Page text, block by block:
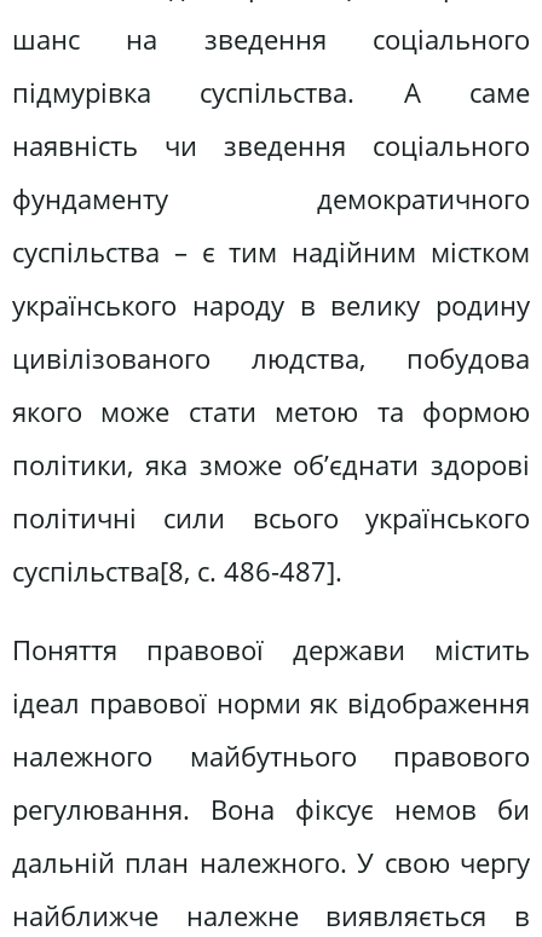
шанс на зведення соціального
підмурівка суспільства. А саме
наявність чи зведення соціального
фундаменту демократичного
суспільства – є тим надійним містком
українського народу в велику родину
цивілізованого людства, побудова
якого може стати метою та формою
політики, яка зможе об’єднати здорові
політичні сили всього українського
суспільства[8, c. 486-487].
Поняття правової держави містить
ідеал правової норми як відображення
належного майбутнього правового
регулювання. Вона фіксує немов би
дальній план належного. У свою чергу
найближче належне виявляється в